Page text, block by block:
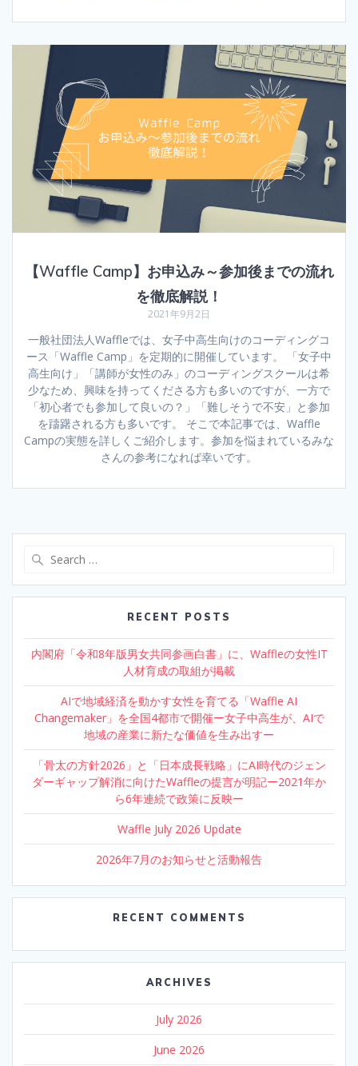
【Waffle Camp】お申込み～参加後までの流れ
を徹底解説！
2021年9月2日
一般社団法人Waffleでは、女子中高生向けのコーディングコ
ース「Waffle Camp」を定期的に開催しています。 「女子中
高生向け」「講師が女性のみ」のコーディングスクールは希
少なため、興味を持ってくださる方も多いのですが、一方で
「初心者でも参加して良いの？」「難しそうで不安」と参加
を躊躇される方も多いです。 そこで本記事では、Waffle
Campの実態を詳しくご紹介します。参加を悩まれているみな
さんの参考になれば幸いです。
RECENT POSTS
内閣府「令和8年版男女共同参画白書」に、Waffleの女性IT
人材育成の取組が掲載
AIで地域経済を動かす女性を育てる「Waffle AI
Changemaker」を全国4都市で開催ー女子中高生が、AIで
地域の産業に新たな価値を生み出すー
「骨太の方針2026」と「日本成長戦略」にAI時代のジェン
ダーギャップ解消に向けたWaffleの提言が明記ー2021年か
ら6年連続で政策に反映ー
Waffle July 2026 Update
2026年7月のお知らせと活動報告
RECENT COMMENTS
ARCHIVES
July 2026
June 2026